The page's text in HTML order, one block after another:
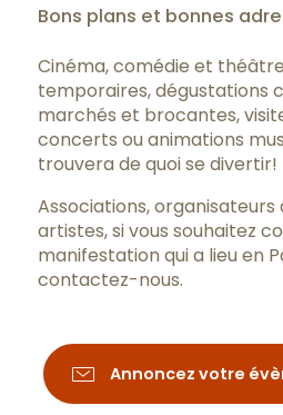
Bons plans et bonnes
Cinéma, comédie et
temporaires, dégustations
marchés et brocantes,
concerts ou animations
trouvera de quoi se divertir!
Associations, organisateurs
artistes, si vous souhaitez
manifestation qui a lieu en
contactez-nous.
Annoncez votre